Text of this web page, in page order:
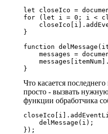
let closeIco =
for (let i = 0; i <
}
function
messages =
}
Что касается
просто - вызвать
функции обработчика
    delMessage(i);
});